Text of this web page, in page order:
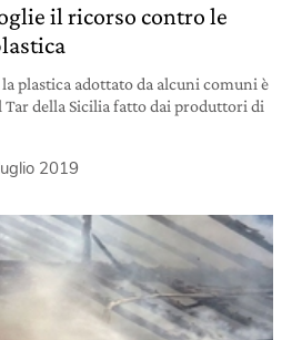
il ricorso contro le
plastica adottato da alcuni comuni è
Tar della Sicilia fatto dai produttori di
2019